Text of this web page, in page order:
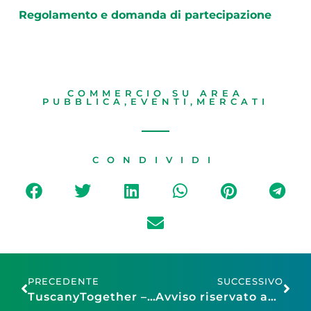
Regolamento e domanda di partecipazione
COMMERCIO SU AREA
PUBBLICA , EVENTI , MERCATI
CONDIVIDI
PRECEDENTE
TuscanyTogether – CALL
SUCCESSIVO
Avviso riservato agli operatori del mercato titolari di concessione di posteggio nel mercato del martedi’ per la partecipazione alla manifestazione straordinaria su area pubblica “Perdono Figline 2023”